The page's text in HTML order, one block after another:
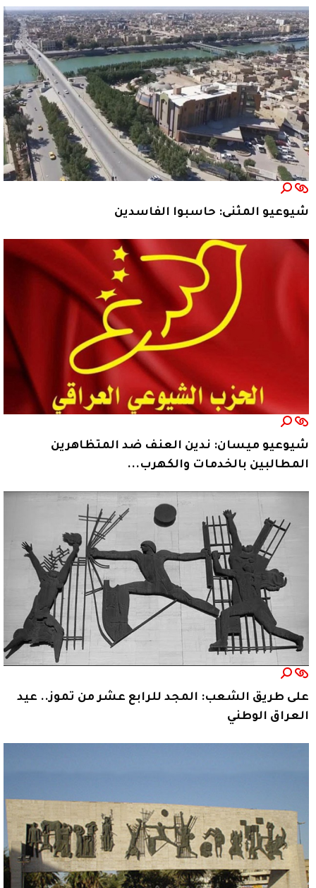
شيوعيو المثنى: حاسبوا الفاسدين
شيوعيو ميسان: ندين العنف ضد المتظاهرين
المطالبين بالخدمات والكهرب...
على طريق الشعب: المجد للرابع عشر من تموز.. عيد
العراق الوطني